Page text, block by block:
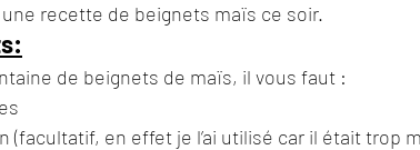
recette de beignets maïs ce soir.
de beignets de maïs, il vous faut :
(facultatif, en effet je l’ai utilisé car il était trop